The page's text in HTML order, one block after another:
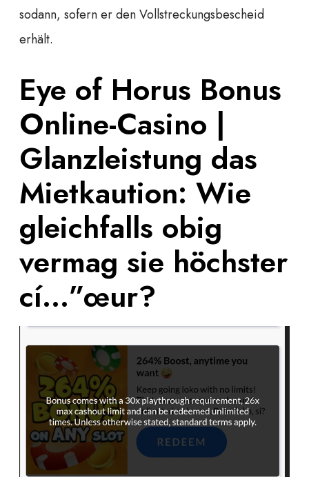
sodann, sofern er den Vollstreckungsbescheid
erhält.
Eye of Horus Bonus
Online-Casino |
Glanzleistung das
Mietkaution: Wie
gleichfalls obig
vermag sie höchster
cí…”œur?